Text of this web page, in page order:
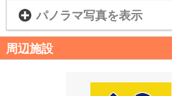
パノラマ写真を表示
周辺施設